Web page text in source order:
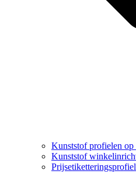
Kunststof profielen op
Kunststof